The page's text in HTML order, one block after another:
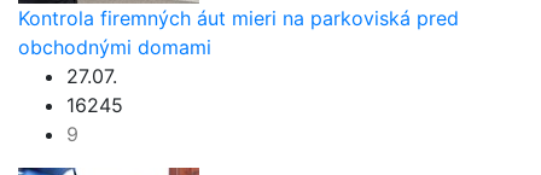
Kontrola firemných áut mieri na parkoviská pred
obchodnými domami
27.07.
16245
9